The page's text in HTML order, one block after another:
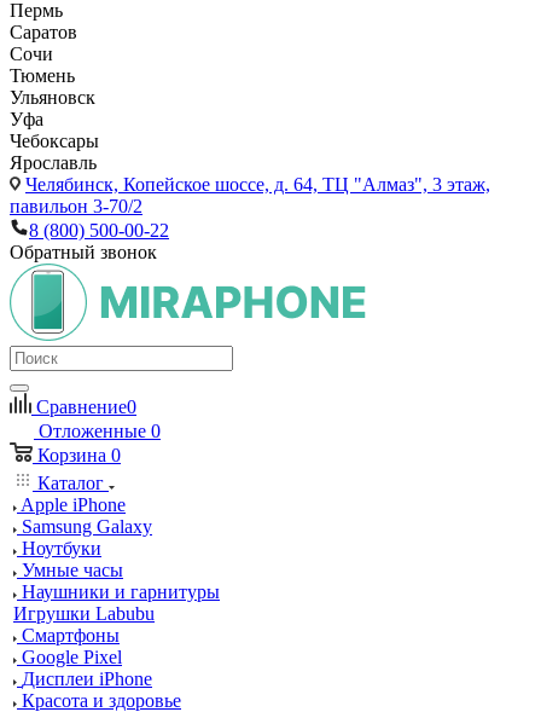
Пермь
Саратов
Сочи
Тюмень
Ульяновск
Уфа
Чебоксары
Ярославль
Челябинск, Копейское шоссе, д. 64, ТЦ "Алмаз", 3 этаж,
павильон 3-70/2
8 (800) 500-00-22
Обратный звонок
Сравнение0
Отложенные 0
Корзина 0
Каталог
Apple iPhone
Samsung Galaxy
Ноутбуки
Умные часы
Наушники и гарнитуры
Игрушки Labubu
Смартфоны
Google Pixel
Дисплеи iPhone
Красота и здоровье